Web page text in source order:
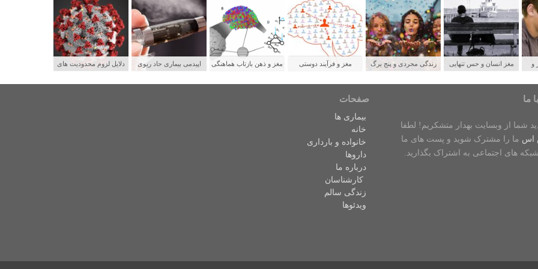
دلایل لزوم محدودیت های
اپیدمی بیماری حاد ریوی
مغز و ذهن بازتاب هماهنگی
مغز و فرآیند دوستی
زندگی مجردی و پنج برگ
مغز انسان و حس تنهایی
و
ما
شما از وبسایت بهدار متشکریم! لطفا
اس ما را مشترک شوید و پست های ما
های اجتماعی به اشتراک بگذارید.
صفحات
بیماری ها
خانه
خانواده و بارداری
داروها
درباره ما
کارشناسان
زندگی سالم
ویدئوها